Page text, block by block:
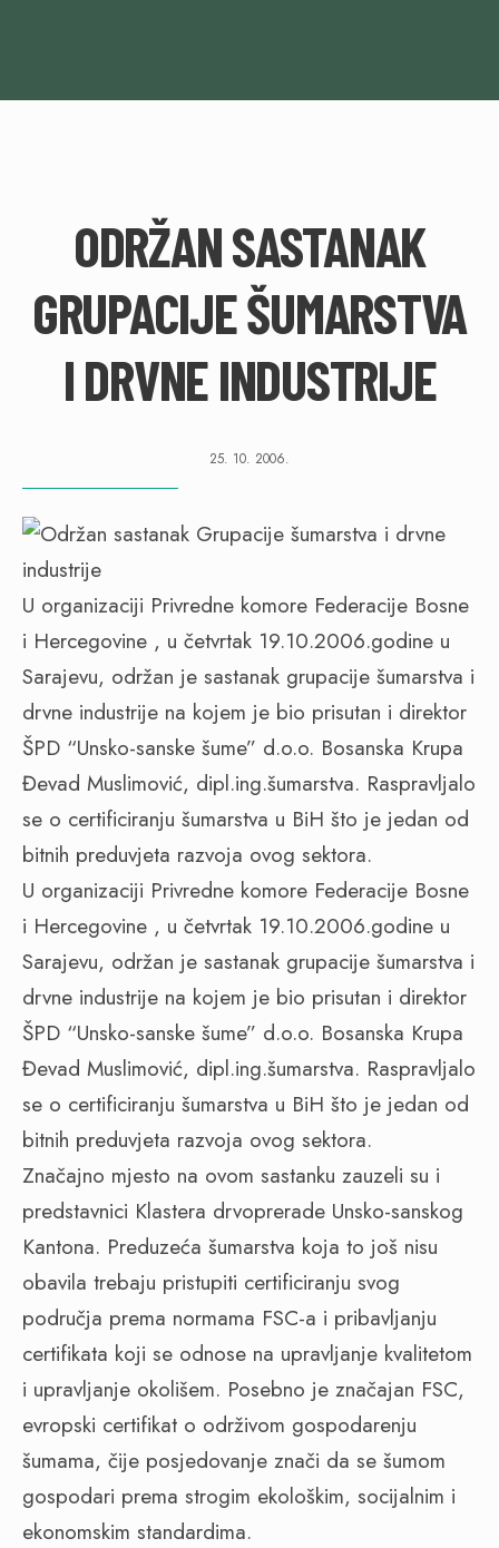
ODRŽAN SASTANAK
GRUPACIJE ŠUMARSTVA
I DRVNE INDUSTRIJE
25. 10. 2006.
U organizaciji Privredne komore Federacije Bosne
i Hercegovine , u četvrtak 19.10.2006.godine u
Sarajevu, održan je sastanak grupacije šumarstva i
drvne industrije na kojem je bio prisutan i direktor
ŠPD “Unsko-sanske šume” d.o.o. Bosanska Krupa
Đevad Muslimović, dipl.ing.šumarstva. Raspravljalo
se o certificiranju šumarstva u BiH što je jedan od
bitnih preduvjeta razvoja ovog sektora.
U organizaciji Privredne komore Federacije Bosne
i Hercegovine , u četvrtak 19.10.2006.godine u
Sarajevu, održan je sastanak grupacije šumarstva i
drvne industrije na kojem je bio prisutan i direktor
ŠPD “Unsko-sanske šume” d.o.o. Bosanska Krupa
Đevad Muslimović, dipl.ing.šumarstva. Raspravljalo
se o certificiranju šumarstva u BiH što je jedan od
bitnih preduvjeta razvoja ovog sektora.
Značajno mjesto na ovom sastanku zauzeli su i
predstavnici Klastera drvoprerade Unsko-sanskog
Kantona. Preduzeća šumarstva koja to još nisu
obavila trebaju pristupiti certificiranju svog
područja prema normama FSC-a i pribavljanju
certifikata koji se odnose na upravljanje kvalitetom
i upravljanje okolišem. Posebno je značajan FSC,
evropski certifikat o održivom gospodarenju
šumama, čije posjedovanje znači da se šumom
gospodari prema strogim ekološkim, socijalnim i
ekonomskim standardima.